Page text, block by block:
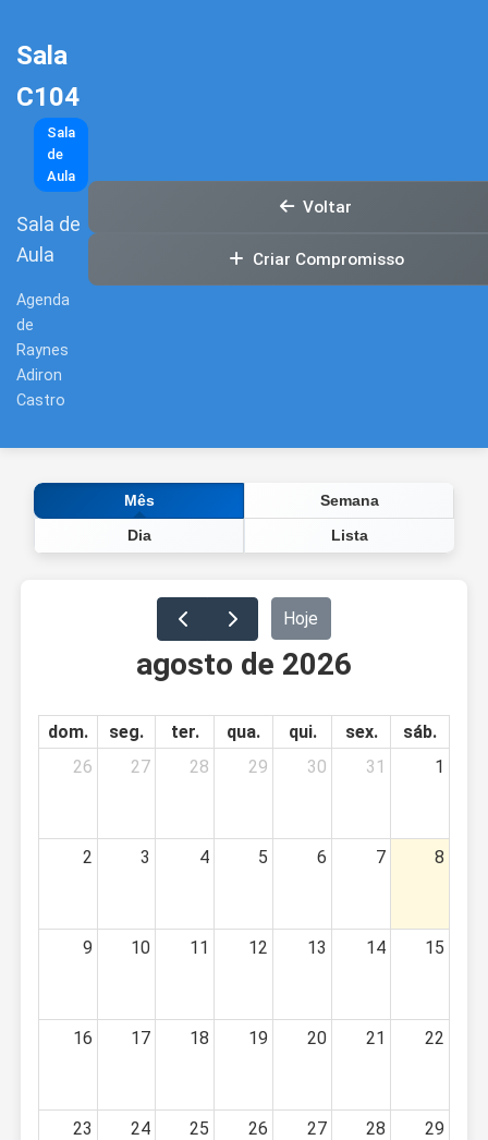
Sala
C104
Sala
de
Aula
Sala de
Aula
Agenda
de
Raynes
Adiron
Castro
Voltar
Criar Compromisso
Mês Semana
Dia Lista
Hoje
agosto de 2026
dom. seg. ter. qua. qui. sex.
sáb.
26
27 28 29 30 31 1
2 3 4 5 6 7 8
9 10 11 12 13 14 15
16 17 18 19 20 21 22
23 24 25 26 27 28 29